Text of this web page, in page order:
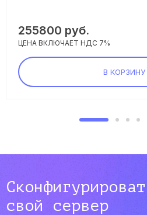
255800 руб.
ЦЕНА ВКЛЮЧАЕТ НДС 7%
В КОРЗИНУ
свой сервер